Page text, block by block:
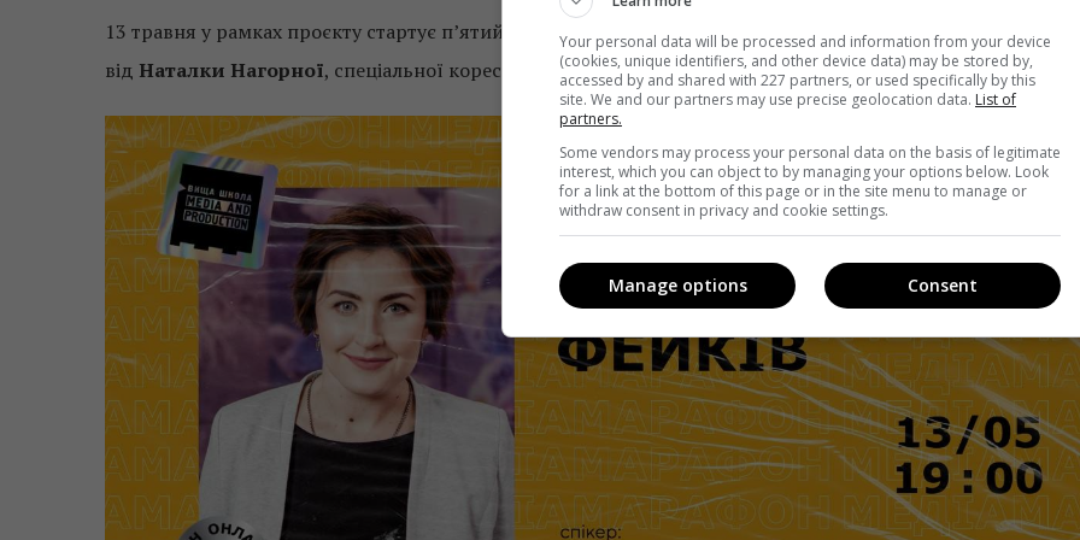
13 травня у рамках проєкту стартує п’ятий (кінцевий) вебінар марафону на тему «Факти проти фейків
від Наталки Нагорної, спеціальної кореспондентки ТСН.
Your personal data will be processed and information from your device
(cookies, unique identifiers, and other device data) may be stored by,
accessed by and shared with 227 partners, or used specifically by this
site. We and our partners may use precise geolocation data. List of
partners.
Some vendors may process your personal data on the basis of legitimate
interest, which you can object to by managing your options below. Look
for a link at the bottom of this page or in the site menu to manage or
withdraw consent in privacy and cookie settings.
Consent
Manage options